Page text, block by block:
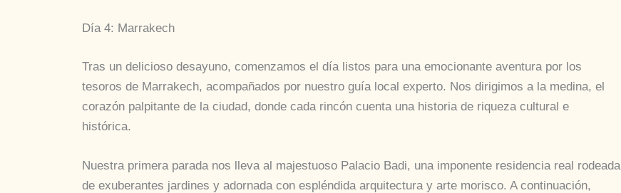
Día 4: Marrakech
Tras un delicioso desayuno, comenzamos el día listos para una emocionante aventura por los
tesoros de Marrakech, acompañados por nuestro guía local experto. Nos dirigimos a la medina, el
corazón palpitante de la ciudad, donde cada rincón cuenta una historia de riqueza cultural e
histórica.
Nuestra primera parada nos lleva al majestuoso Palacio Badi, una imponente residencia real rodeada
de exuberantes jardines y adornada con espléndida arquitectura y arte morisco. A continuación,